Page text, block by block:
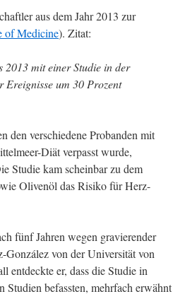
aus dem Jahr 2013 zur
of Medicine). Zitat:
2013 mit einer Studie in der
Ereignisse um 30 Prozent
den verschiedene Probanden mit
Diät verpasst wurde,
Studie kam scheinbar zu dem
Olivenöl das Risiko für Herz-
fünf Jahren wegen gravierender
von der Universität von
entdeckte er, dass die Studie in
befassten, mehrfach erwähnt